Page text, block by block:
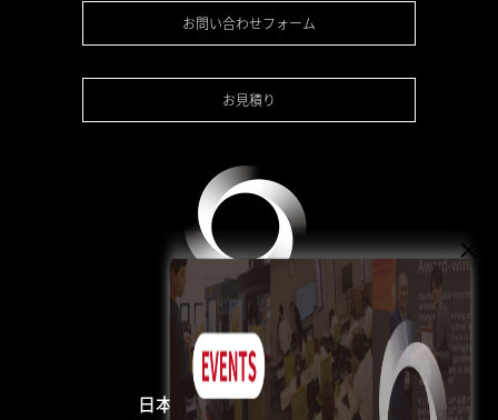
お問い合わせフォーム
お見積り
日本3Dプリンター株式会社